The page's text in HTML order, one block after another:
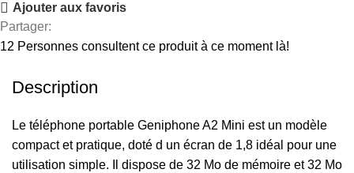
Ajouter aux favoris
Partager:
12 Personnes consultent ce produit à ce moment là!
Description
Le téléphone portable Geniphone A2 Mini est un modèle
compact et pratique, doté d un écran de 1,8 idéal pour une
utilisation simple. Il dispose de 32 Mo de mémoire et 32 Mo